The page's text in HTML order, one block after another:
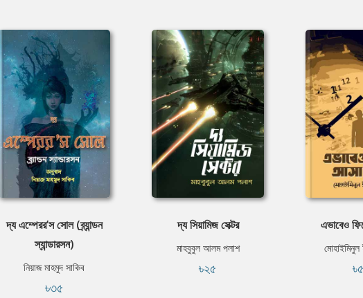
দ্য এম্পেরর’স সোল (ব্র্যান্ডন
স্যান্ডারসন)
নিয়াজ মাহমুদ সাকিব
৳৩৫
দ্য সিয়ামিজ সেক্টর
মাহবুবুল আলম পলাশ
৳২৫
এভাবেও
মোহাইমিনুল